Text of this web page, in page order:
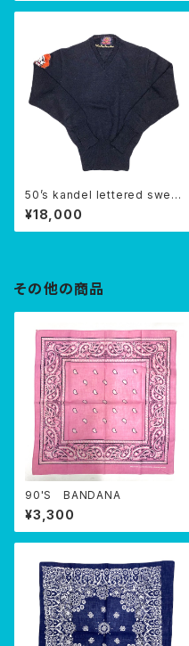
50’s kandel lettered sweat
er
¥18,000
その他の商品
90'S BANDANA
¥3,300